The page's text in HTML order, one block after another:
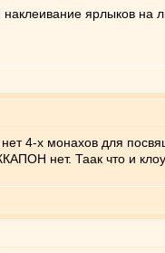
ярлыков
4-х монахов для
нет. Таак что и